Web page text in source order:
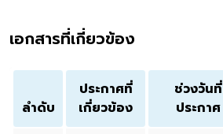
เอกสารที่เกี่ยวข้อง
ลำดับ
ประกาศที่
เกี่ยวข้อง
ช่วงวันที่
ประกาศ